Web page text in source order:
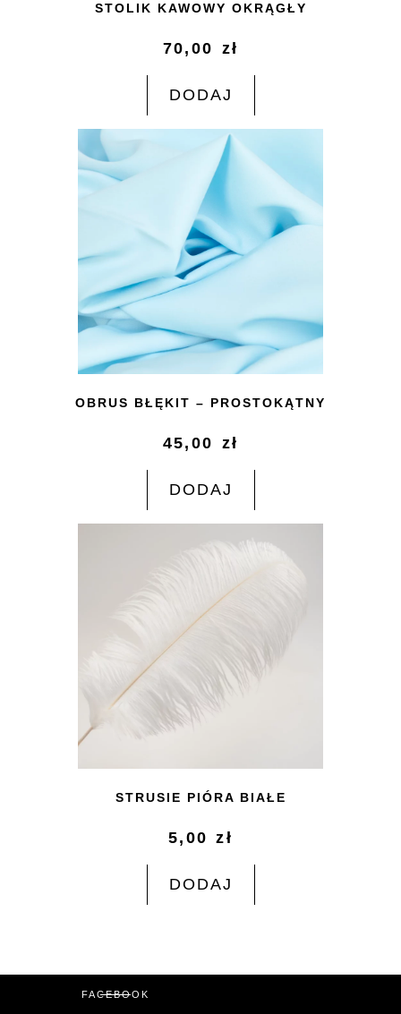
STOLIK KAWOWY OKRĄGŁY
70,00 zł
DODAJ
OBRUS BŁĘKIT – PROSTOKĄTNY
45,00 zł
DODAJ
STRUSIE PIÓRA BIAŁE
5,00zł
DODAJ
FACEBOOK